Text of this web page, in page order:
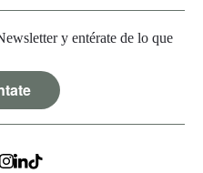
y entérate de lo que